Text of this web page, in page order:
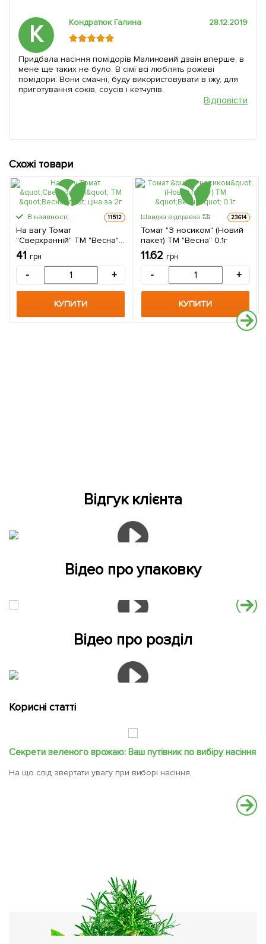
К Кондратюк Галина 28.12.2019
Придбала насіння помідорів Малиновий дзвін вперше, в
мене ще таких не було. В сімї всі люблять рожеві
помідори. Вони смачні, буду використовувати в їжу, для
приготування соків, соусів і кетчупів.
Відповісти
Схожі товари
В наявності. 11512
На вагу Томат
"Сверхранній" ТМ "Весна"
ціна за 2г
41 грн
- +
КУПИТИ
Швидка відправка 23614
Томат "З носиком" (Новий
пакет) ТМ "Весна" 0.1г
11.62 грн
- +
КУПИТИ
Відгук клієнта
Відео про упаковку
Відео про розділ
Корисні статті
Секрети зеленого врожаю: Ваш путівник по вибіру насіння
На що слід звертати увагу при виборі насіння.